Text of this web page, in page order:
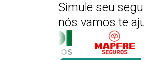
Simule seu
nós vamos te